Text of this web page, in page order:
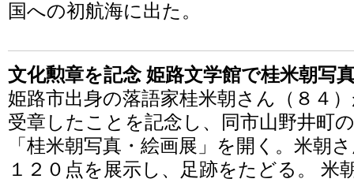
国への初航海に出た。
文化勲章を記念 姫路文学館で桂米朝写
姫路市出身の落語家桂米朝さん（８４
受章したことを記念し、同市山野井町
「桂米朝写真・絵画展」を開く。米朝
１２０点を展示し、足跡をたどる。 米